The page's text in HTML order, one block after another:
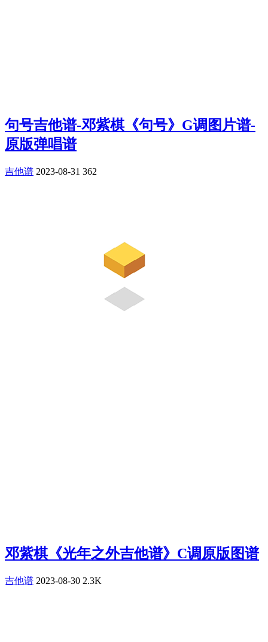
句号吉他谱-邓紫棋《句号》G调图片谱-
原版弹唱谱
吉他谱 2023-08-31 362
邓紫棋《光年之外吉他谱》C调原版图谱
吉他谱 2023-08-30 2.3K